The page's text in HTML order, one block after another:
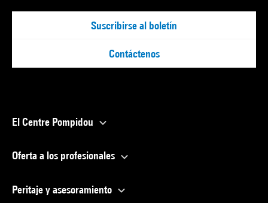
Suscribirse al boletín
Contáctenos
El Centre Pompidou
Oferta a los profesionales
Peritaje y asesoramiento